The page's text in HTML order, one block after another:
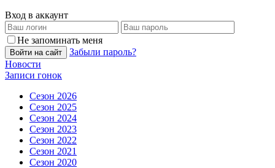
Вход в аккаунт
Не запоминать меня
Войти на сайт
Забыли пароль?
Новости
Записи гонок
Сезон 2026
Сезон 2025
Сезон 2024
Сезон 2023
Сезон 2022
Сезон 2021
Сезон 2020